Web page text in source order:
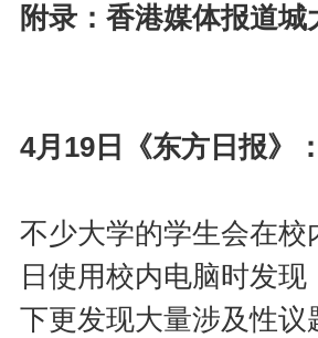
附录：香港媒体报道
4月19日《东方日报
不少大学的学生会在
日使用校内电脑时发
下更发现大量涉及性